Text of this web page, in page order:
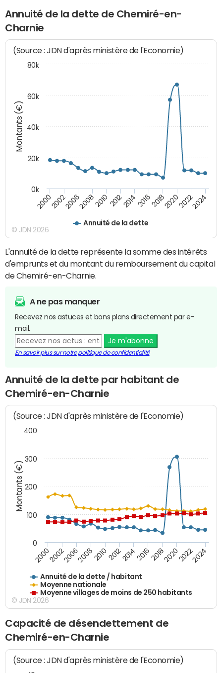
Annuité de la dette de Chemiré-en-
Charnie
Montants (€)
(Source : JDN d'après ministère de l'Economie)
Annuité de la dette
20002002200620082010 2012201420162018202020222024
0k
20k
40k
60k
80k
© JDN 2026
L'annuité de la dette représente la somme des intérêts
d'emprunts et du montant du remboursement du capital
de Chemiré-en-Charnie.
A ne pas manquer
Recevez nos astuces et bons plans directement par e-
mail.
Je m'abonne
En savoir plus sur notre politique de confidentialité
Annuité de la dette par habitant de
Chemiré-en-Charnie
Montants (€)
(Source : JDN d'après ministère de l'Economie)
Annuité de la dette / habitant
Moyenne nationale
Moyenne villages de moins de 250 habitants
200020022006200820102012201420162018202020222024
0
100
200
300
400
© JDN 2026
Capacité de désendettement de
Chemiré-en-Charnie
(Source : JDN d'après ministère de l'Economie)